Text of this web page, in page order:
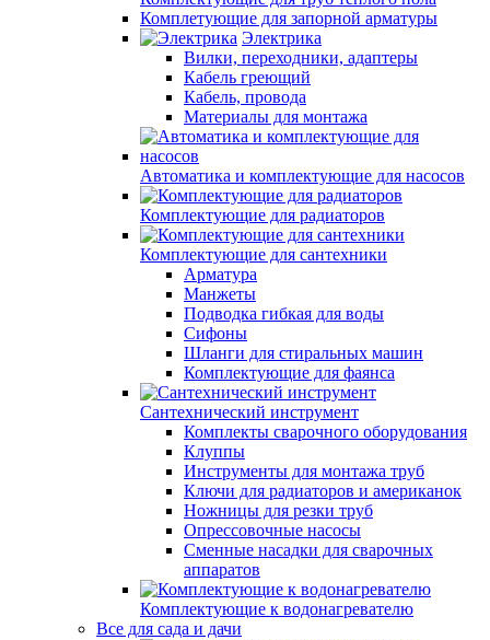
Комплетующие для запорной арматуры
Электрика
Вилки, переходники, адаптеры
Кабель греющий
Кабель, провода
Материалы для монтажа
Автоматика и комплектующие для насосов
Комплектующие для радиаторов
Комплектующие для сантехники
Арматура
Манжеты
Подводка гибкая для воды
Сифоны
Шланги для стиральных машин
Комплектующие для фаянса
Сантехнический инструмент
Комплекты сварочного оборудования
Клуппы
Инструменты для монтажа труб
Ключи для радиаторов и американок
Ножницы для резки труб
Опрессовочные насосы
Сменные насадки для сварочных
аппаратов
Комплектующие к водонагревателю
Все для сада и дачи